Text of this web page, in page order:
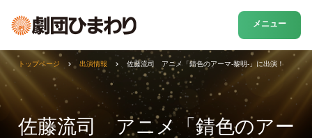
メニュー
佐藤流司 アニメ「錆色のアー
トップページ 出演情報 佐藤流司 アニメ「錆色のアーマ-黎明-」に出演！